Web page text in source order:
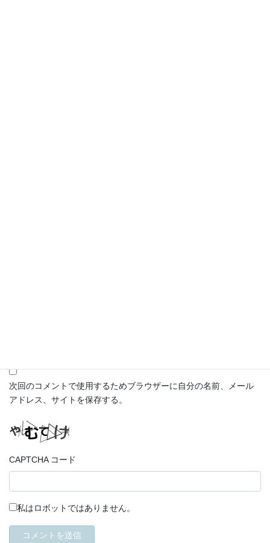
次回のコメントで使用するためブラウザーに自分の名前、メール
アドレス、サイトを保存する。
CAPTCHA コード
私はロボットではありません。